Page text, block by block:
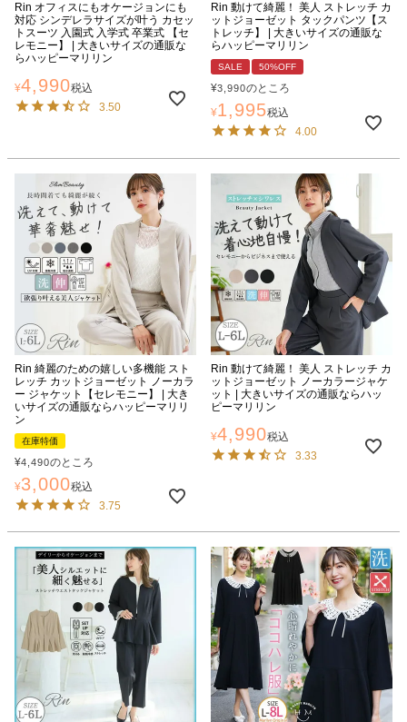
Rin オフィスにもオケージョンにも
対応 シンデレラサイズが叶う カセッ
トスーツ 入園式 入学式 卒業式 【セ
レモニー】 | 大きいサイズの通販な
らハッピーマリリン
¥4,990税込
3.50
Rin 動けて綺麗！ 美人 ストレッチ カ
ットジョーゼット タックパンツ【ス
トレッチ】 | 大きいサイズの通販な
らハッピーマリリン
SALE 50%OFF
¥3,990のところ
¥1,995税込
4.00
Rin 綺麗のための嬉しい多機能 スト
レッチ カットジョーゼット ノーカラ
ー ジャケット【セレモニー】 | 大き
いサイズの通販ならハッピーマリリ
ン
在庫特価
¥4,490のところ
¥3,000税込
3.75
Rin 動けて綺麗！ 美人 ストレッチ カ
ットジョーゼット ノーカラージャケ
ット | 大きいサイズの通販ならハッ
ピーマリリン
¥4,990税込
3.33